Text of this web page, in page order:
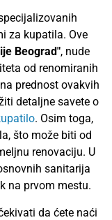
za kupatila. Ove
Beograd", nude
od renomiranih
prednost ovakvih
detaljne savete o
. Osim toga,
što može biti od
renovaciju. U
sanitarija
na prvom mestu.
da ćete naći